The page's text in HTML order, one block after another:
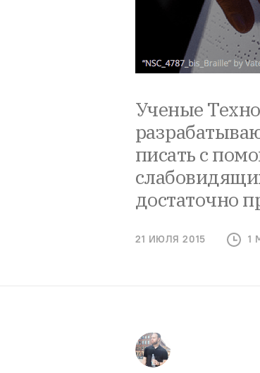
Ученые
писать с
достаточно
21 ИЮЛЯ 2015 1